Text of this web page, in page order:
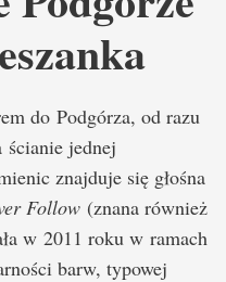
do Podgórza, od razu
ścianie jednej
znajduje się głośna
Follow (znana również
w 2011 roku w ramach
barw, typowej